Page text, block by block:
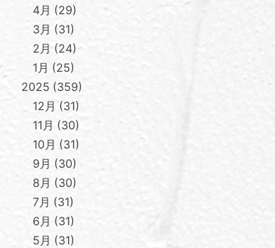
4月
29
3月
31
2月
24
1月
25
2025 359
12月
31
11月
30
10月
31
9月
30
8月
30
7月
31
6月
31
5月
31